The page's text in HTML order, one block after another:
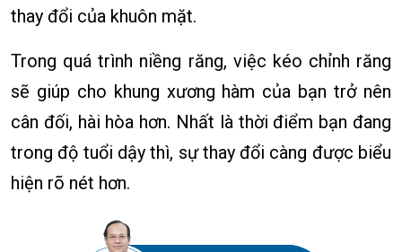
thay đổi của khuôn mặt.
Trong quá trình niềng răng, việc kéo chỉnh răng
sẽ giúp cho khung xương hàm của bạn trở nên
cân đối, hài hòa hơn. Nhất là thời điểm bạn đang
trong độ tuổi dậy thì, sự thay đổi càng được biểu
hiện rõ nét hơn.